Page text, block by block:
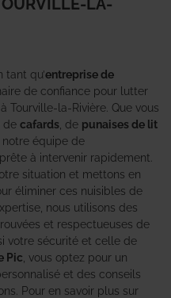
tant qu’entreprise de
de confiance pour lutter
Tourville-la-Rivière. Que vous
de cafards , de punaises de lit
notre équipe de
à intervenir rapidement.
situation et mettons en
éliminer ces nuisibles de
nous utilisons des
et respectueuses de
votre sécurité et celle de
Pic , vous optez pour un
et des conseils
Pour en savoir plus sur